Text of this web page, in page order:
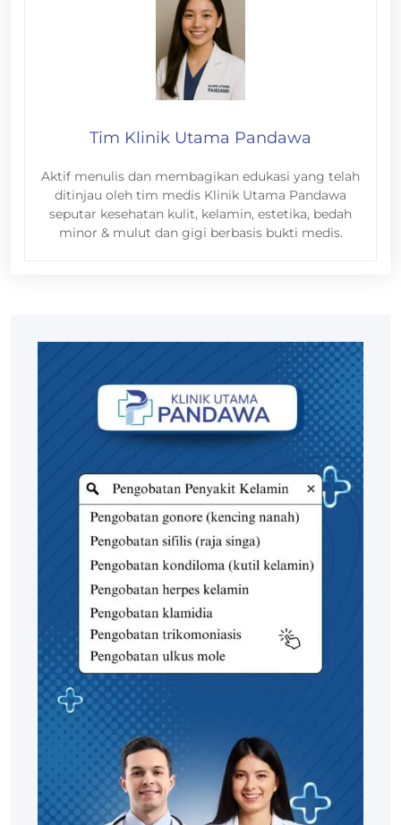
Tim Klinik Utama Pandawa
Aktif menulis dan membagikan edukasi yang telah
ditinjau oleh tim medis Klinik Utama Pandawa
seputar kesehatan kulit, kelamin, estetika, bedah
minor & mulut dan gigi berbasis bukti medis.